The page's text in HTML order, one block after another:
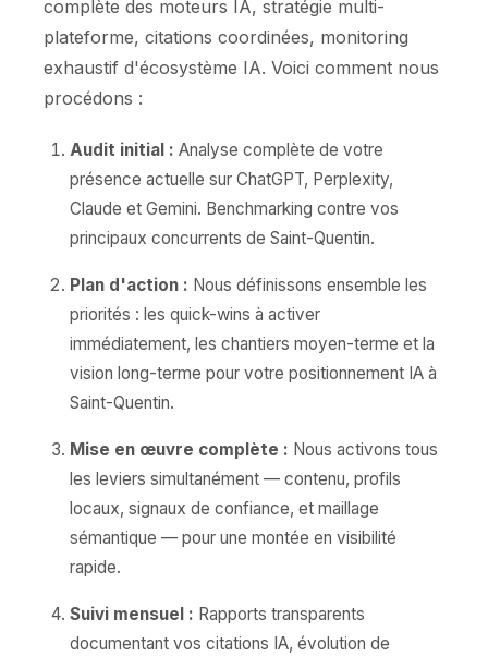
complète des moteurs IA, stratégie multi-
plateforme, citations coordinées, monitoring
exhaustif d'écosystème IA. Voici comment nous
procédons :
Audit initial : Analyse complète de votre
présence actuelle sur ChatGPT, Perplexity,
Claude et Gemini. Benchmarking contre vos
principaux concurrents de Saint-Quentin.
Plan d'action : Nous définissons ensemble les
priorités : les quick-wins à activer
immédiatement, les chantiers moyen-terme et la
vision long-terme pour votre positionnement IA à
Saint-Quentin.
Mise en œuvre complète : Nous activons tous
les leviers simultanément — contenu, profils
locaux, signaux de confiance, et maillage
sémantique — pour une montée en visibilité
rapide.
Suivi mensuel : Rapports transparents
documentant vos citations IA, évolution de